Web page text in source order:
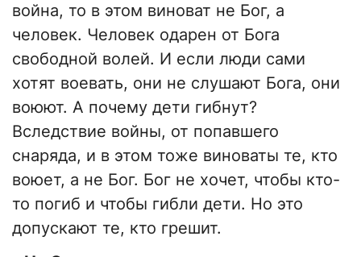
война, то в этом виноват не Бог, а
человек. Человек одарен от Бога
свободной волей. И если люди сами
хотят воевать, они не слушают Бога, они
воюют. А почему дети гибнут?
Вследствие войны, от попавшего
снаряда, и в этом тоже виноваты те, кто
воюет, а не Бог. Бог не хочет, чтобы кто-
то погиб и чтобы гибли дети. Но это
допускают те, кто грешит.